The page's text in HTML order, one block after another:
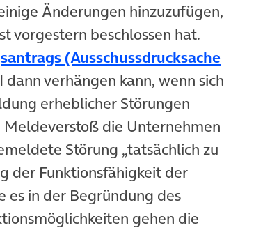
Änderungen hinzuzufügen,
vorgestern beschlossen hat.
(Ausschussdrucksache
verhängen kann, wenn sich
erheblicher Störungen
die Unternehmen
Störung „tatsächlich zu
der Funktionsfähigkeit der
Tab)
es in der Begründung des
gehen die